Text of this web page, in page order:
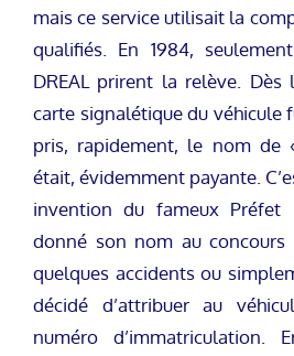
mais ce service utilisait la
qualifiés. En 1984,
DREAL prirent la relève. Dès
carte signalétique du véhicule
pris, rapidement, le nom de
était, évidemment payante.
invention du fameux Préfet
donné son nom au concours
quelques accidents ou
décidé d’attribuer au
numéro d’immatriculation.